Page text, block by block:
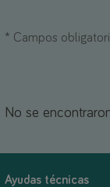
* Campos
No se
Ayudas técnicas